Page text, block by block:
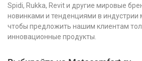
Spidi, Rukka, Revit и другие мировые
новинками и тенденциями в индустрии
чтобы предложить нашим клиентам
инновационные продукты.